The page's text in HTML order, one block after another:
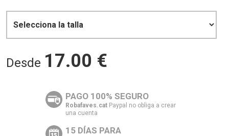
Desde 17.00 €
PAGO 100% SEGURO
Robafaves.cat Paypal no obliga a crear
una cuenta
15 DÍAS PARA